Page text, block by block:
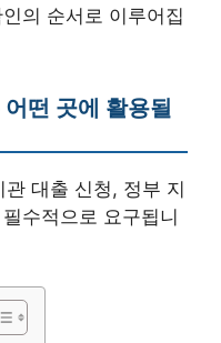
의 순서로 이루어집
떤 곳에 활용될
대출 신청, 정부 지
수적으로 요구됩니